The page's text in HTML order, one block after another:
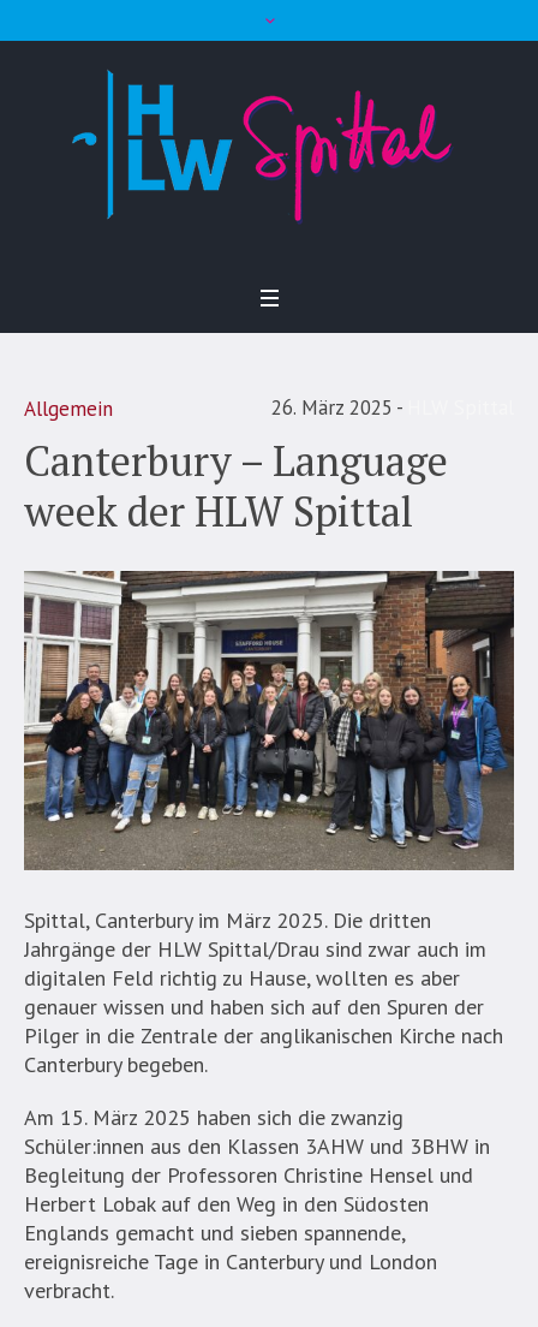
26. März 2025
Allgemein
Canterbury – Language
week der HLW Spittal
Spittal, Canterbury im März 2025. Die dritten
Jahrgänge der HLW Spittal/Drau sind zwar auch im
digitalen Feld richtig zu Hause, wollten es aber
genauer wissen und haben sich auf den Spuren der
Pilger in die Zentrale der anglikanischen Kirche nach
Canterbury begeben.
Am 15. März 2025 haben sich die zwanzig
Schüler:innen aus den Klassen 3AHW und 3BHW in
Begleitung der Professoren Christine Hensel und
Herbert Lobak auf den Weg in den Südosten
Englands gemacht und sieben spannende,
ereignisreiche Tage in Canterbury und London
verbracht.